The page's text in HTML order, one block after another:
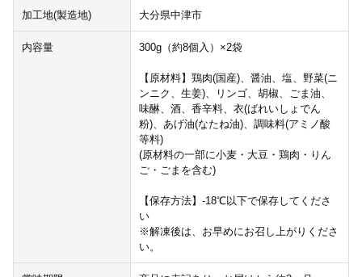
加工地(製造地) 大分県中津市
内容量 300g（約8個入）×2袋
【原材料】鶏肉(国産)、醤油、塩、野菜(ニ
ンニク、生姜)、リンゴ、胡椒、ごま油、
味醂、酒、香辛料、衣(ばれいしょでん
粉)、あげ油(なたね油)、調味料(アミノ酸
等料)
(原材料の一部に小麦・大豆・鶏肉・りん
ご・ごまを含む)
【保存方法】-18℃以下で保存してくださ
い
※解凍後は、お早めにお召し上がりくださ
い。